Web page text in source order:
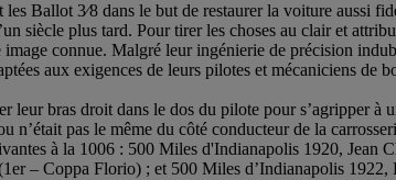
Ballot 3⁄8 dans le but de restaurer la voiture aussi
siècle plus tard. Pour tirer les choses au clair et
connue. Malgré leur ingénierie de précision
aux exigences de leurs pilotes et mécaniciens de
leur bras droit dans le dos du pilote pour s’agripper
pas le même du côté conducteur de la
à la 1006 : 500 Miles d'Indianapolis 1920, Jean
– Coppa Florio) ; et 500 Miles d’Indianapolis 1922,